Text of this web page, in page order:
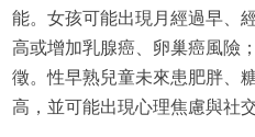
能。女孩可能出現月經過早、
高或增加乳腺癌、卵巢癌風險
徵。性早熟兒童未來患肥胖、
高，並可能出現心理焦慮與社交